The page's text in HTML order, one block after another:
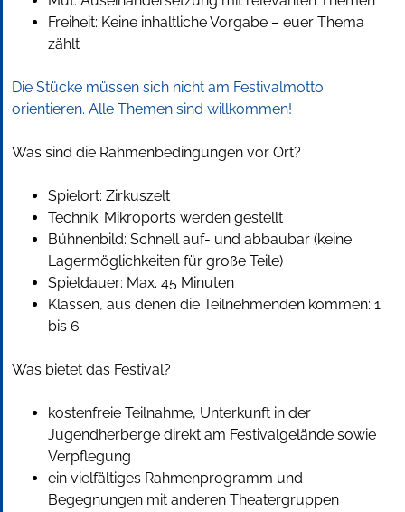
Freiheit: Keine inhaltliche Vorgabe – euer Thema
zählt
Die Stücke müssen sich nicht am Festivalmotto
orientieren. Alle Themen sind willkommen!
Was sind die Rahmenbedingungen vor Ort?
Spielort: Zirkuszelt
Technik: Mikroports werden gestellt
Bühnenbild: Schnell auf- und abbaubar (keine
Lagermöglichkeiten für große Teile)
Spieldauer: Max. 45 Minuten
Klassen, aus denen die Teilnehmenden kommen: 1
bis 6
Was bietet das Festival?
kostenfreie Teilnahme, Unterkunft in der
Jugendherberge direkt am Festivalgelände sowie
Verpflegung
ein vielfältiges Rahmenprogramm und
Begegnungen mit anderen Theatergruppen